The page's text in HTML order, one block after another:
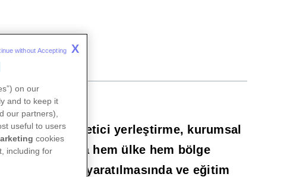
üst düzey yönetici yerleştirme, kurumsal
alanlarda hem ülke hem bölge
markasının yaratılmasında ve eğitim
on our
and to keep it
our partners),
useful to users
cookies
including for
without Accepting X